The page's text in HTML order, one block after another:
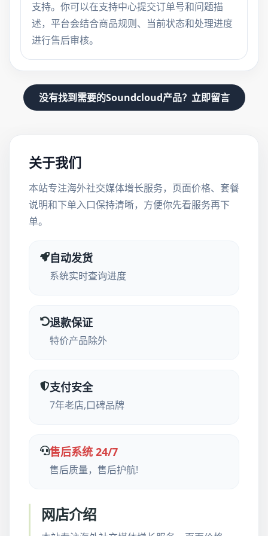
支持。你可以在支持中心提交订单号和问题描
述，平台会结合商品规则、当前状态和处理进度
进行售后审核。
没有找到需要的Soundcloud产品？立即留言
关于我们
本站专注海外社交媒体增长服务，页面价格、套餐
说明和下单入口保持清晰，方便你先看服务再下
单。
自动发货
系统实时查询进度
退款保证
特价产品除外
支付安全
7年老店,口碑品牌
售后系统 24/7
售后质量，售后护航!
网店介绍